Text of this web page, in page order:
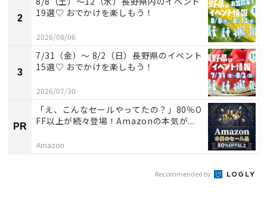
2
19選♡ おでかけを楽しもう！
2026/08/06
3
7/31（金）～ 8/2（日）長野県のイベント
15選♡ おでかけを楽しもう！
2026/07/30
PR
「え、こんなセールやってたの？」80％O
FF以上が続々登場！Amazonの本気が...
Amazon
Recommended by